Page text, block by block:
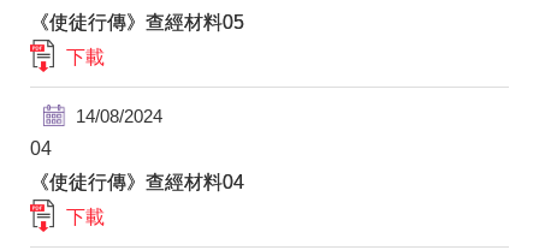
《使徒行傳》查經材料05
下載
14/08/2024
04
《使徒行傳》查經材料04
下載